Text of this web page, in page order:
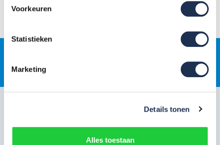
Voorkeuren
Statistieken
Marketing
Details tonen
Alles toestaan
keuzehulp op steigerdeals.nl
085-